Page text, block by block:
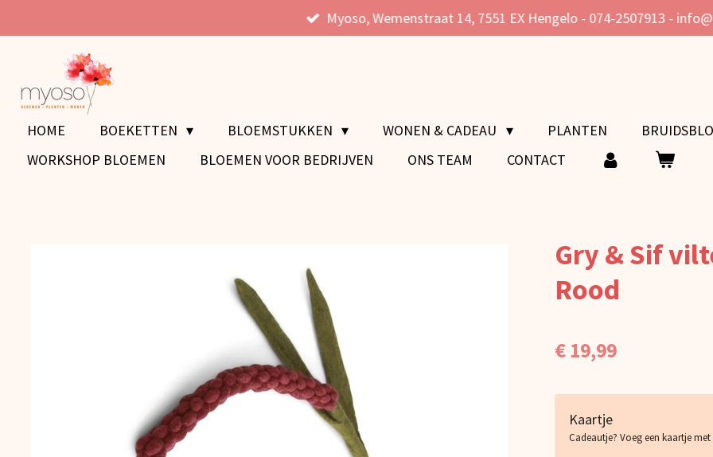
direct
hoofdinhoud
Myoso, Wemenstraat 14, 7551 EX Hengelo - 074-2507913 -
HOME BOEKETTEN BLOEMSTUKKEN WONEN & CADEAU PLANTEN
WORKSHOP BLOEMEN
BLOEMEN VOOR BEDRIJVEN ONS TEAM CONTACT
Gry & Sif
Rood
€ 19,99
Kaartje
Cadeautje? Voeg een kaartje